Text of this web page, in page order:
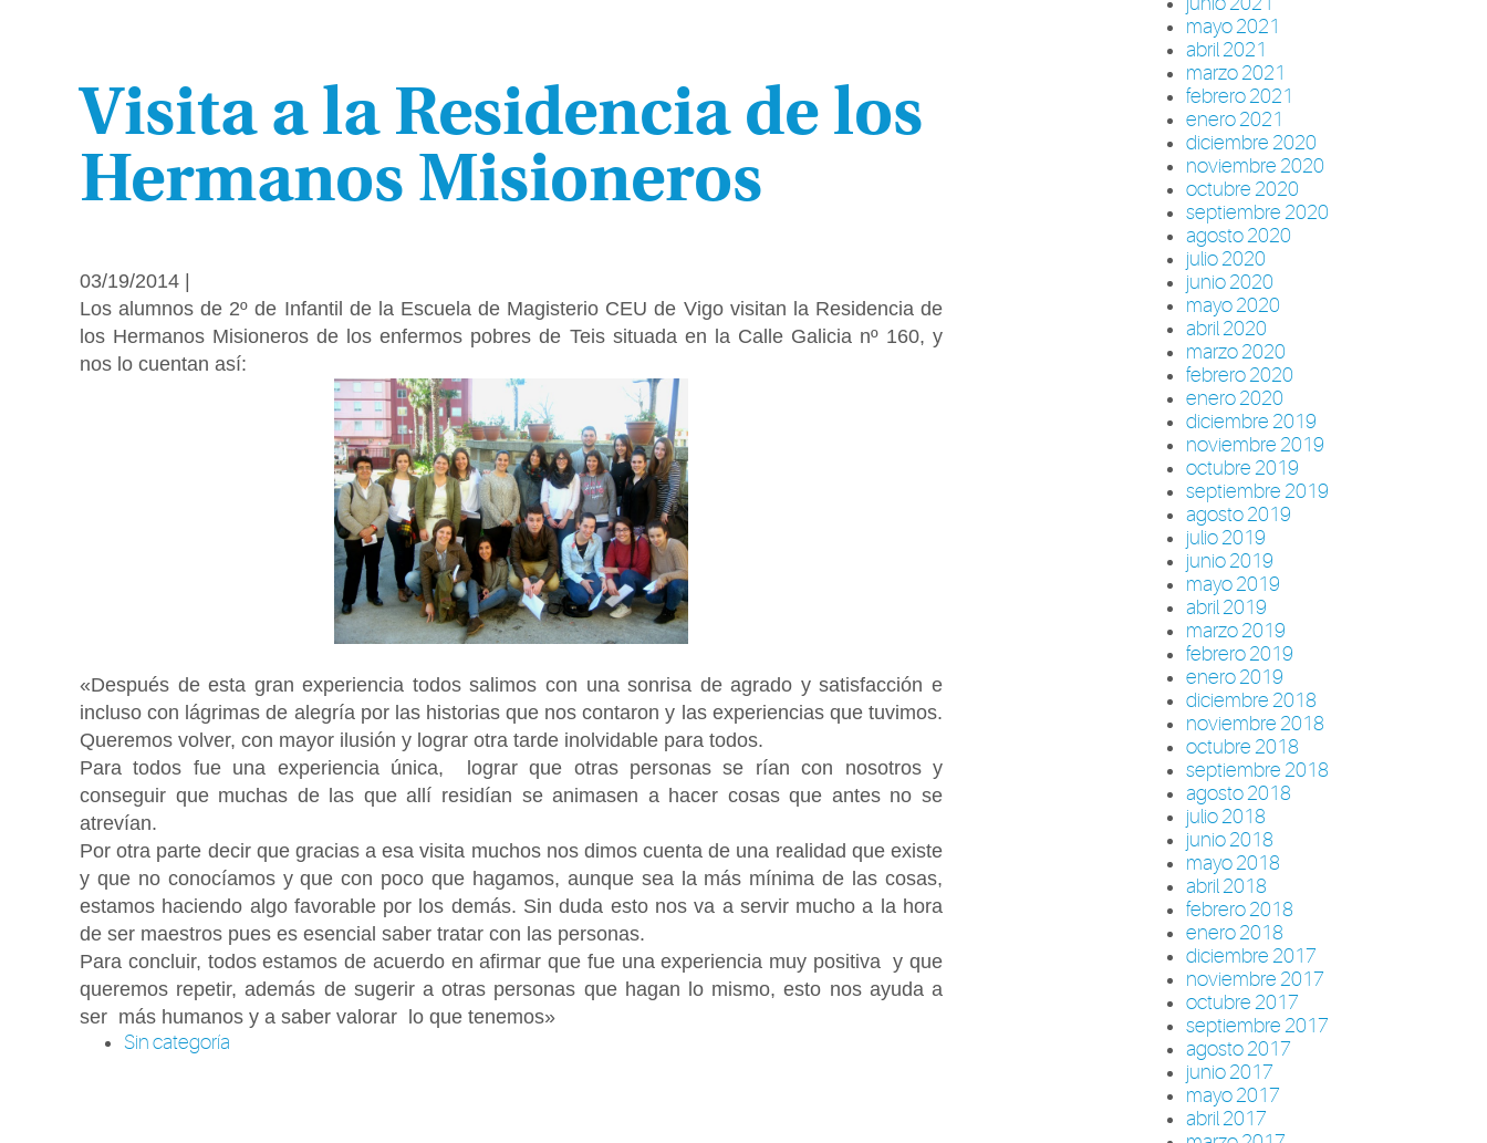
mayo 2021
abril 2021
marzo 2021
febrero 2021
enero 2021
diciembre 2020
noviembre 2020
octubre 2020
septiembre 2020
agosto 2020
julio 2020
junio 2020
mayo 2020
abril 2020
marzo 2020
febrero 2020
enero 2020
diciembre 2019
noviembre 2019
octubre 2019
septiembre 2019
agosto 2019
julio 2019
junio 2019
mayo 2019
abril 2019
marzo 2019
febrero 2019
enero 2019
diciembre 2018
noviembre 2018
octubre 2018
septiembre 2018
agosto 2018
julio 2018
junio 2018
mayo 2018
abril 2018
febrero 2018
enero 2018
diciembre 2017
noviembre 2017
octubre 2017
septiembre 2017
agosto 2017
junio 2017
mayo 2017
abril 2017
Visita a la Residencia de los
Hermanos Misioneros
03/19/2014 |
Los alumnos de 2º de Infantil de la Escuela de Magisterio CEU de Vigo visitan la Residencia de
los Hermanos Misioneros de los enfermos pobres de Teis situada en la Calle Galicia nº 160, y
nos lo cuentan así:
«Después de esta gran experiencia todos salimos con una sonrisa de agrado y satisfacción e
incluso con lágrimas de alegría por las historias que nos contaron y las experiencias que tuvimos.
Queremos volver, con mayor ilusión y lograr otra tarde inolvidable para todos.
Para todos fue una experiencia única, lograr que otras personas se rían con nosotros y
conseguir que muchas de las que allí residían se animasen a hacer cosas que antes no se
atrevían.
Por otra parte decir que gracias a esa visita muchos nos dimos cuenta de una realidad que existe
y que no conocíamos y que con poco que hagamos, aunque sea la más mínima de las cosas,
estamos haciendo algo favorable por los demás. Sin duda esto nos va a servir mucho a la hora
de ser maestros pues es esencial saber tratar con las personas.
Para concluir, todos estamos de acuerdo en afirmar que fue una experiencia muy positiva y que
queremos repetir, además de sugerir a otras personas que hagan lo mismo, esto nos ayuda a
ser más humanos y a saber valorar lo que tenemos»
Sin categoría